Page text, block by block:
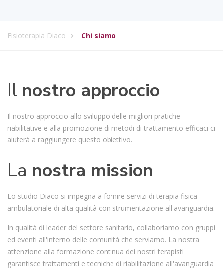
Fisioterapia Diaco Chi siamo
Il nostro approccio
Il nostro approccio allo sviluppo delle migliori pratiche
riabilitative e alla promozione di metodi di trattamento efficaci ci
aiuterà a raggiungere questo obiettivo.
La nostra mission
Lo studio Diaco si impegna a fornire servizi di terapia fisica
ambulatoriale di alta qualità con strumentazione all'avanguardia.
In qualità di leader del settore sanitario, collaboriamo con gruppi
ed eventi all'interno delle comunità che serviamo. La nostra
attenzione alla formazione continua dei nostri terapisti
garantisce trattamenti e tecniche di riabilitazione all'avanguardia